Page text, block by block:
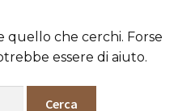
quello che cerchi. Forse
essere di aiuto.